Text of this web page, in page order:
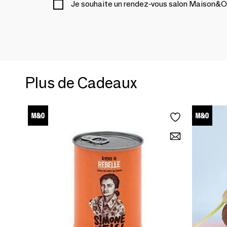
Je souhaite un rendez-vous salon
Plus de Cadeaux